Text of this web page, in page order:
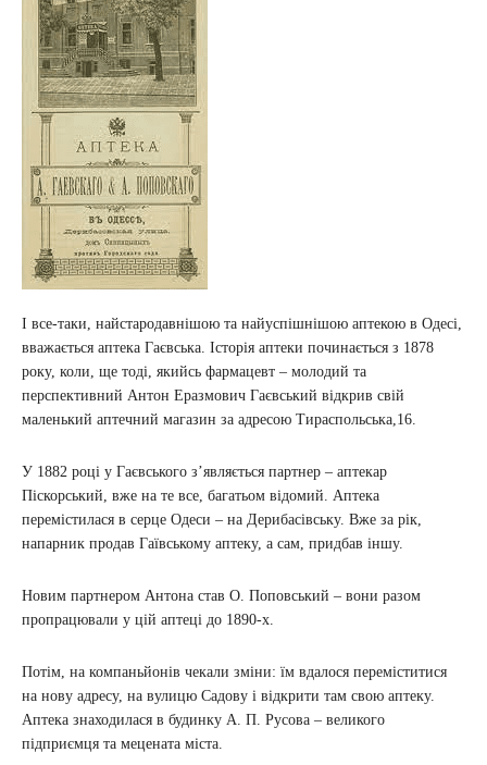
І все-таки, найстародавнішою та найуспішнішою аптекою в Одесі,
вважається аптека Гаєвська. Історія аптеки починається з 1878
року, коли, ще тоді, якийсь фармацевт – молодий та
перспективний Антон Еразмович Гаєвський відкрив свій
маленький аптечний магазин за адресою Тираспольська,16.
У 1882 році у Гаєвського з’являється партнер – аптекар
Піскорський, вже на те все, багатьом відомий. Аптека
перемістилася в серце Одеси – на Дерибасівську. Вже за рік,
напарник продав Гаївському аптеку, а сам, придбав іншу.
Новим партнером Антона став О. Поповський – вони разом
пропрацювали у цій аптеці до 1890-х.
Потім, на компаньйонів чекали зміни: їм вдалося переміститися
на нову адресу, на вулицю Садову і відкрити там свою аптеку.
Аптека знаходилася в будинку А. П. Русова – великого
підприємця та мецената міста.